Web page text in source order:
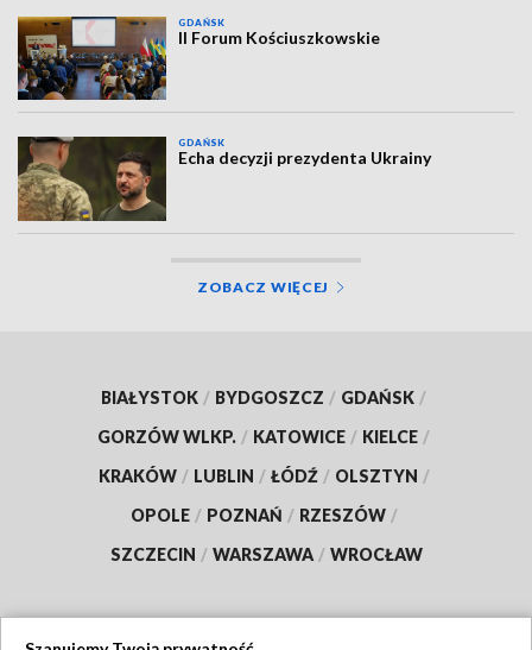
GDAŃSK
II Forum Kościuszkowskie
GDAŃSK
Echa decyzji prezydenta Ukrainy
ZOBACZ WIĘCEJ
BIAŁYSTOK / BYDGOSZCZ / GDAŃSK /
GORZÓW WLKP. / KATOWICE / KIELCE /
KRAKÓW / LUBLIN / ŁÓDŹ / OLSZTYN /
OPOLE / POZNAŃ / RZESZÓW /
SZCZECIN / WARSZAWA / WROCŁAW